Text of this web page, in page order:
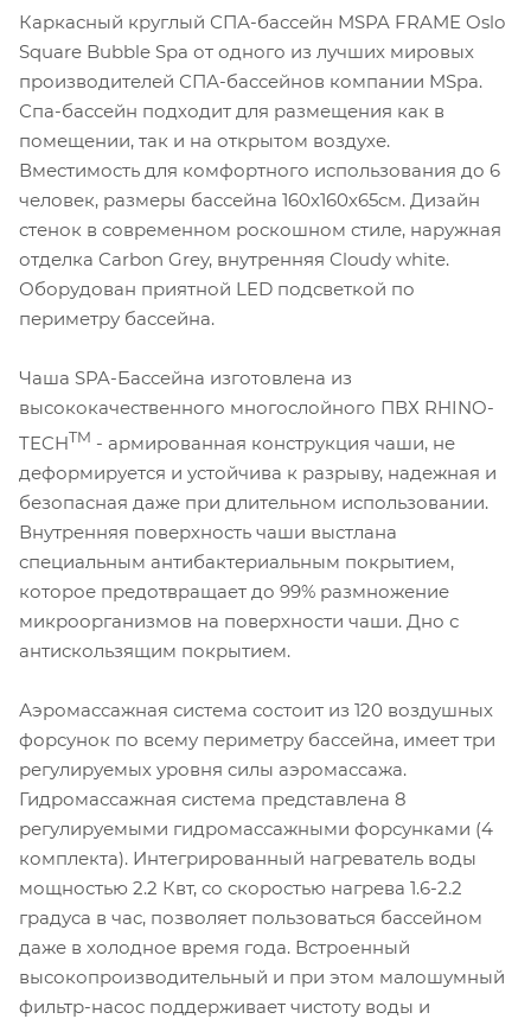
Каркасный круглый СПА-бассейн MSPA FRAME Oslo
Square Bubble Spa от одного из лучших мировых
производителей СПА-бассейнов компании MSpa.
Спа-бассейн подходит для размещения как в
помещении, так и на открытом воздухе.
Вместимость для комфортного использования до 6
человек, размеры бассейна 160х160х65см. Дизайн
стенок в современном роскошном стиле, наружная
отделка Carbon Grey, внутренняя Cloudy white.
Оборудован приятной LED подсветкой по
периметру бассейна.
Чаша SPA-Бассейна изготовлена из
высококачественного многослойного ПВХ RHINO-
TECHTM - армированная конструкция чаши, не
деформируется и устойчива к разрыву, надежная и
безопасная даже при длительном использовании.
Внутренняя поверхность чаши выстлана
специальным антибактериальным покрытием,
которое предотвращает до 99% размножение
микроорганизмов на поверхности чаши. Дно с
антискользящим покрытием.
Аэромассажная система состоит из 120 воздушных
форсунок по всему периметру бассейна, имеет три
регулируемых уровня силы аэромассажа.
Гидромассажная система представлена 8
регулируемыми гидромассажными форсунками (4
комплекта). Интегрированный нагреватель воды
мощностью 2.2 Квт, со скоростью нагрева 1.6-2.2
градуса в час, позволяет пользоваться бассейном
даже в холодное время года. Встроенный
высокопроизводительный и при этом малошумный
фильтр-насос поддерживает чистоту воды и